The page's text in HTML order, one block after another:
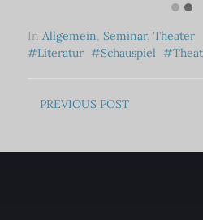
In Allgemein, Seminar, Theater
Literatur
Schauspiel
PREVIOUSPOST